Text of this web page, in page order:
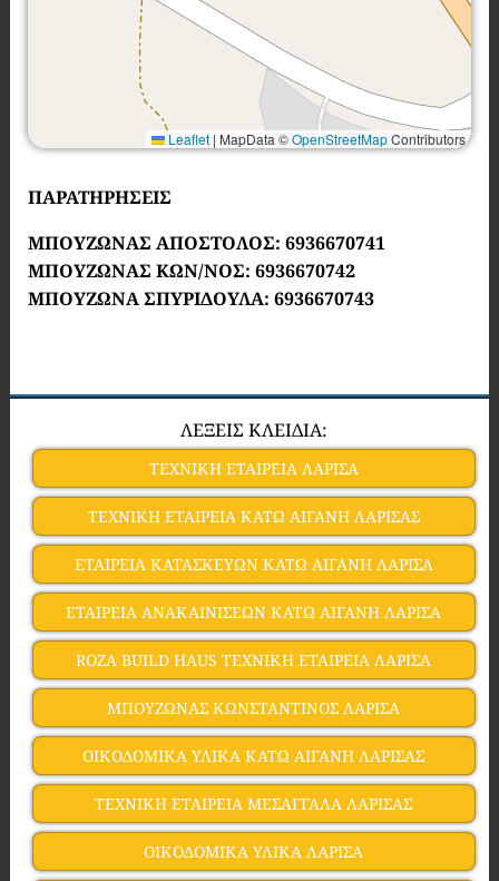
Leaflet | MapData ©OpenStreetMapContributors
ΠΑΡΑΤΗΡΗΣΕΙΣ
ΜΠΟΥΖΩΝΑΣ ΑΠΟΣΤΟΛΟΣ: 6936670741
ΜΠΟΥΖΩΝΑΣ ΚΩΝ/ΝΟΣ: 6936670742
ΜΠΟΥΖΩΝΑ ΣΠΥΡΙΔΟΥΛΑ: 6936670743
ΛΕΞΕΙΣ ΚΛΕΙΔΙΑ:
ΤΕΧΝΙΚΗ ΕΤΑΙΡΕΙΑ ΛΑΡΙΣΑ
ΤΕΧΝΙΚΗ ΕΤΑΙΡΕΙΑ ΚΑΤΩ ΑΙΓΑΝΗ ΛΑΡΙΣΑΣ
ΕΤΑΙΡΕΙΑ ΚΑΤΑΣΚΕΥΩΝ ΚΑΤΩ ΑΙΓΑΝΗ ΛΑΡΙΣΑ
ΕΤΑΙΡΕΙΑ ΑΝΑΚΑΙΝΙΣΕΩΝ ΚΑΤΩ ΑΙΓΑΝΗ ΛΑΡΙΣΑ
ROZA BUILD HAUS ΤΕΧΝΙΚΗ ΕΤΑΙΡΕΙΑ ΛΑΡΙΣΑ
ΜΠΟΥΖΩΝΑΣ ΚΩΝΣΤΑΝΤΙΝΟΣ ΛΑΡΙΣΑ
ΟΙΚΟΔΟΜΙΚΑ ΥΛΙΚΑ ΚΑΤΩ ΑΙΓΑΝΗ ΛΑΡΙΣΑΣ
ΤΕΧΝΙΚΗ ΕΤΑΙΡΕΙΑ ΜΕΣΑΓΓΑΛΑ ΛΑΡΙΣΑΣ
ΟΙΚΟΔΟΜΙΚΑ ΥΛΙΚΑ ΛΑΡΙΣΑ